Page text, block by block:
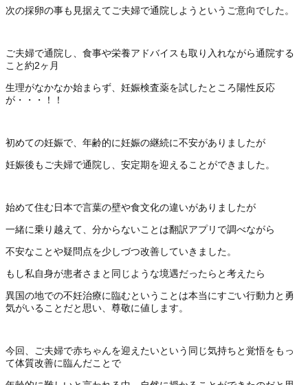
次の採卵の事も見据えてご夫婦で通院しようというご意向でした。
ご夫婦で通院し、食事や栄養アドバイスも取り入れながら通院する
こと約2ヶ月
生理がなかなか始まらず、妊娠検査薬を試したところ陽性反応
が・・・！！
初めての妊娠で、年齢的に妊娠の継続に不安がありましたが
妊娠後もご夫婦で通院し、安定期を迎えることができました。
始めて住む日本で言葉の壁や食文化の違いがありましたが
一緒に乗り越えて、分からないことは翻訳アプリで調べながら
不安なことや疑問点を少しづつ改善していきました。
もし私自身が患者さまと同じような境遇だったらと考えたら
異国の地での不妊治療に臨むということは本当にすごい行動力と勇
気がいることだと思い、尊敬に値します。
今回、ご夫婦で赤ちゃんを迎えたいという同じ気持ちと覚悟をもっ
て体質改善に臨んだことで